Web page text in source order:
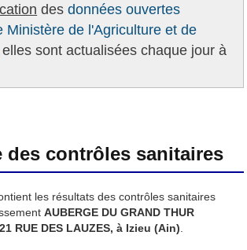
desdonnées ouvertes
Ministère de l'Agriculture et de
elles sont actualisées chaque jour à
des contrôles sanitaires
les résultats des contrôles sanitaires
AUBERGE DU GRAND THUR
RUE DES LAUZES, à Izieu (Ain)